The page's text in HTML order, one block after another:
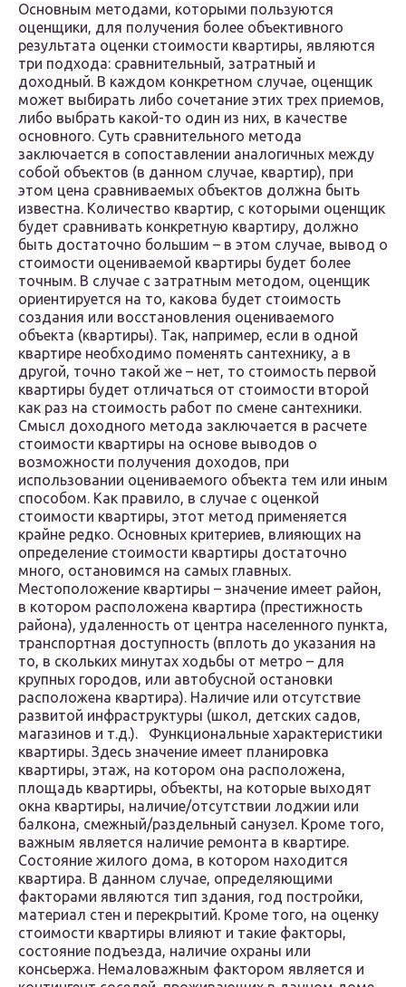
Основным методами, которыми пользуются
оценщики, для получения более объективного
результата оценки стоимости квартиры, являются
три подхода: сравнительный, затратный и
доходный. В каждом конкретном случае, оценщик
может выбирать либо сочетание этих трех приемов,
либо выбрать какой-то один из них, в качестве
основного. Суть сравнительного метода
заключается в сопоставлении аналогичных между
собой объектов (в данном случае, квартир), при
этом цена сравниваемых объектов должна быть
известна. Количество квартир, с которыми оценщик
будет сравнивать конкретную квартиру, должно
быть достаточно большим – в этом случае, вывод о
стоимости оцениваемой квартиры будет более
точным. В случае с затратным методом, оценщик
ориентируется на то, какова будет стоимость
создания или восстановления оцениваемого
объекта (квартиры). Так, например, если в одной
квартире необходимо поменять сантехнику, а в
другой, точно такой же – нет, то стоимость первой
квартиры будет отличаться от стоимости второй
как раз на стоимость работ по смене сантехники.
Смысл доходного метода заключается в расчете
стоимости квартиры на основе выводов о
возможности получения доходов, при
использовании оцениваемого объекта тем или иным
способом. Как правило, в случае с оценкой
стоимости квартиры, этот метод применяется
крайне редко. Основных критериев, влияющих на
определение стоимости квартиры достаточно
много, остановимся на самых главных.
Местоположение квартиры – значение имеет район,
в котором расположена квартира (престижность
района), удаленность от центра населенного пункта,
транспортная доступность (вплоть до указания на
то, в скольких минутах ходьбы от метро – для
крупных городов, или автобусной остановки
расположена квартира). Наличие или отсутствие
развитой инфраструктуры (школ, детских садов,
магазинов и т.д.). Функциональные характеристики
квартиры. Здесь значение имеет планировка
квартиры, этаж, на котором она расположена,
площадь квартиры, объекты, на которые выходят
окна квартиры, наличие/отсутствии лоджии или
балкона, смежный/раздельный санузел. Кроме того,
важным является наличие ремонта в квартире.
Состояние жилого дома, в котором находится
квартира. В данном случае, определяющими
факторами являются тип здания, год постройки,
материал стен и перекрытий. Кроме того, на оценку
стоимости квартиры влияют и такие факторы,
состояние подъезда, наличие охраны или
консьержа. Немаловажным фактором является и